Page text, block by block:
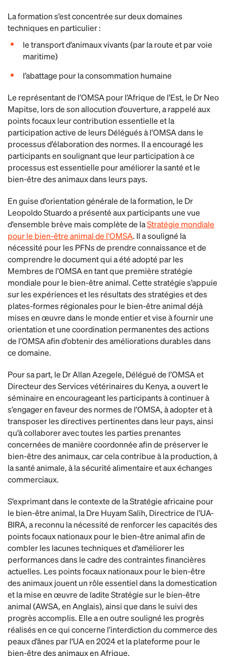
La formation s’est concentrée sur deux domaines
techniques en particulier :
le transport d’animaux vivants (par la route et par voie
maritime)
l’abattage pour la consommation humaine
Le représentant de l’OMSA pour l’Afrique de l’Est, le Dr Neo
Mapitse, lors de son allocution d’ouverture, a rappelé aux
points focaux leur contribution essentielle et la
participation active de leurs Délégués à l’OMSA dans le
processus d’élaboration des normes. Il a encouragé les
participants en soulignant que leur participation à ce
processus est essentielle pour améliorer la santé et le
bien-être des animaux dans leurs pays.
En guise d’orientation générale de la formation, le Dr
Leopoldo Stuardo a présenté aux participants une vue
d’ensemble brève mais complète de laStratégie mondiale
pour le bien-être animal de l’OMSA. Il a souligné la
nécessité pour les PFNs de prendre connaissance et de
comprendre le document qui a été adopté par les
Membres de l’OMSA en tant que première stratégie
mondiale pour le bien-être animal. Cette stratégie s’appuie
sur les expériences et les résultats des stratégies et des
plates-formes régionales pour le bien-être animal déjà
mises en œuvre dans le monde entier et vise à fournir une
orientation et une coordination permanentes des actions
de l’OMSA afin d’obtenir des améliorations durables dans
ce domaine.
Pour sa part, le Dr Allan Azegele, Délégué de l’OMSA et
Directeur des Services vétérinaires du Kenya, a ouvert le
séminaire en encourageant les participants à continuer à
s’engager en faveur des normes de l’OMSA, à adopter et à
transposer les directives pertinentes dans leur pays, ainsi
qu’à collaborer avec toutes les parties prenantes
concernées de manière coordonnée afin de préserver le
bien-être des animaux, car cela contribue à la production, à
la santé animale, à la sécurité alimentaire et aux échanges
commerciaux.
S’exprimant dans le contexte de la Stratégie africaine pour
le bien-être animal, la Dre Huyam Salih, Directrice de l’UA-
BIRA, a reconnu la nécessité de renforcer les capacités des
points focaux nationaux pour le bien-être animal afin de
combler les lacunes techniques et d’améliorer les
performances dans le cadre des contraintes financières
actuelles. Les points focaux nationaux pour le bien-être
des animaux jouent un rôle essentiel dans la domestication
et la mise en œuvre de ladite Stratégie sur le bien-être
animal (AWSA, en Anglais), ainsi que dans le suivi des
progrès accomplis. Elle a en outre souligné les progrès
réalisés en ce qui concerne l’interdiction du commerce des
peaux d’ânes par l’UA en 2024 et la plateforme pour le
bien-être des animaux en Afrique.